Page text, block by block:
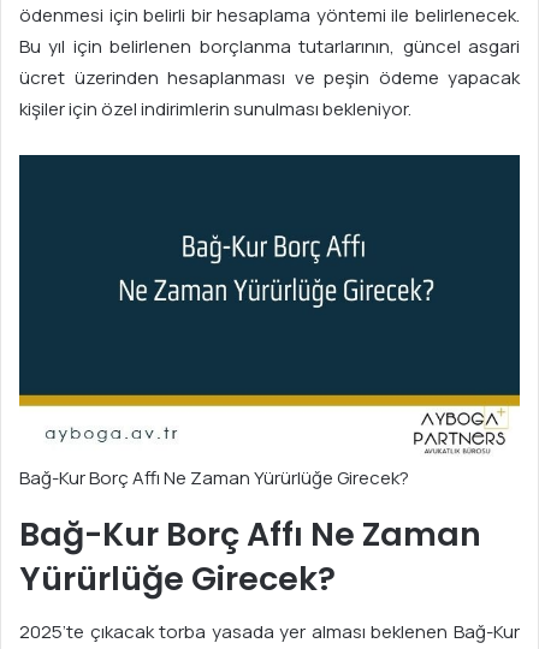
ödenmesi için belirli bir hesaplama yöntemi ile belirlenecek.
Bu yıl için belirlenen borçlanma tutarlarının, güncel asgari
ücret üzerinden hesaplanması ve peşin ödeme yapacak
kişiler için özel indirimlerin sunulması bekleniyor.
Bağ-Kur Borç Affı Ne Zaman Yürürlüğe Girecek?
Bağ-Kur Borç Affı Ne Zaman
Yürürlüğe Girecek?
2025’te çıkacak torba yasada yer alması beklenen Bağ-Kur